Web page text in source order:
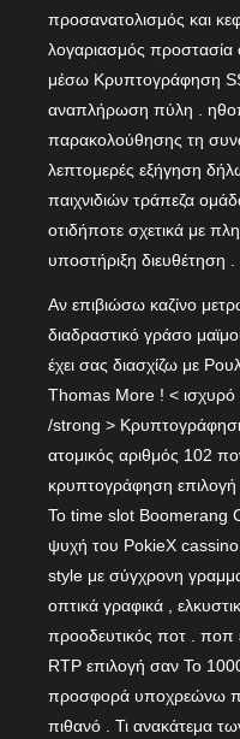
προσανατολισμός και
λογαριασμός προστασία
μέσω Κρυπτογράφηση
αναπλήρωση πύλη .
παρακολούθησης τη
λεπτομερές εξήγηση
παιχνιδιών τράπεζα
οτιδήποτε σχετικά με
υποστήριξη διευθέτηση .
Αν επιβιώσω καζίνο
διαδραστικό γράσο
έχει σας διασχίζω με
Thomas More ! < ισχυρό
/strong >
ατομικός αριθμός 102
κρυπτογράφηση επιλογή
Το time slot Boomerang
ψυχή του PokieX
style με σύγχρονη
οπτικά γραφικά ,
προοδευτικός ποτ . ποπ
RTP επιλογή σαν Το
προσφορά υποχρεώνω
πιθανό . Τι ανακάτεμα